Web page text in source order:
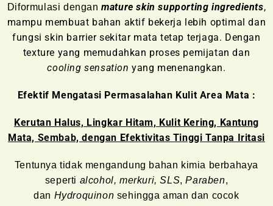
Diformulasi denganmature skin supporting ingredients,
mampu membuat bahan aktif bekerja lebih optimal dan
fungsi skin barrier sekitar mata tetap terjaga. Dengan
texture yang memudahkan proses pemijatan dan
cooling sensation yang menenangkan.
Efektif Mengatasi Permasalahan Kulit Area Mata :
Kerutan Halus, Lingkar Hitam, Kulit Kering, Kantung
Mata, Sembab, dengan Efektivitas Tinggi Tanpa Iritasi
Tentunya tidak mengandung bahan kimia berbahaya
seperti alcohol, merkuri, SLS,Paraben,
dan Hydroquinon sehingga aman dan cocok